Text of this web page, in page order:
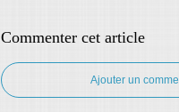
Commenter cet article
Ajouter un